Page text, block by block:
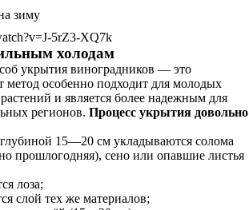
5rZ3-XQ7k
холодам
укрытия виноградников — это
метод особенно подходит для молодых
и является более надежным для
регионов. Процесс укрытия довольно
15—20 см укладываются солома
прошлогодняя), сено или опавшие листья
лоза;
слой тех же материалов;